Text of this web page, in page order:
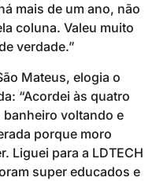
mais de um ano, não
coluna. Valeu muito
verdade.”
Mateus, elogia o
“Acordei às quatro
banheiro voltando e
porque moro
Liguei para a LDTECH
super educados e